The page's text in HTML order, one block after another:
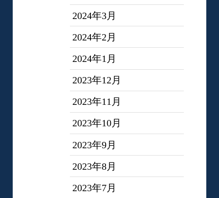
2024年3月
2024年2月
2024年1月
2023年12月
2023年11月
2023年10月
2023年9月
2023年8月
2023年7月